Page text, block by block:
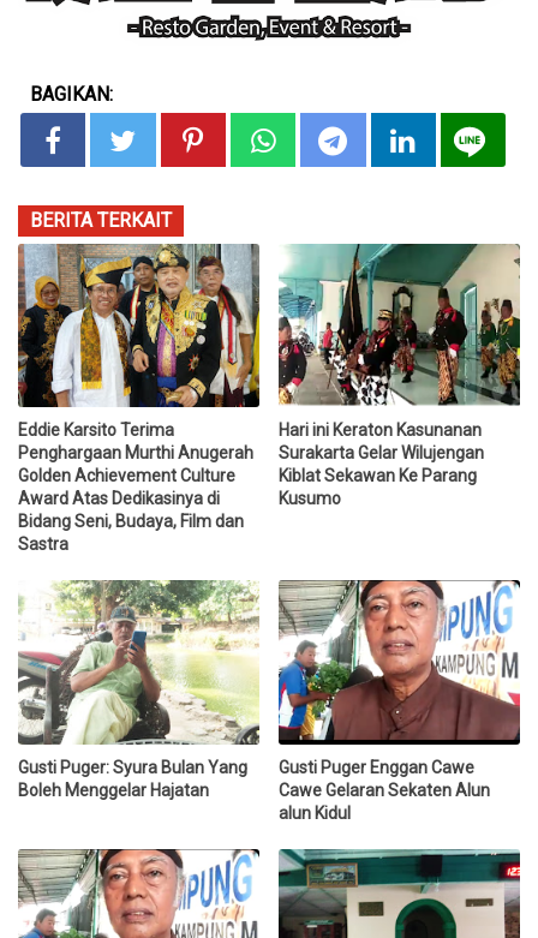
BAGIKAN:
BERITA TERKAIT
Eddie Karsito Terima
Penghargaan Murthi Anugerah
Golden Achievement Culture
Award Atas Dedikasinya di
Bidang Seni, Budaya, Film dan
Sastra
Hari ini Keraton Kasunanan
Surakarta Gelar Wilujengan
Kiblat Sekawan Ke Parang
Kusumo
Gusti Puger: Syura Bulan Yang
Boleh Menggelar Hajatan
Gusti Puger Enggan Cawe
Cawe Gelaran Sekaten Alun
alun Kidul